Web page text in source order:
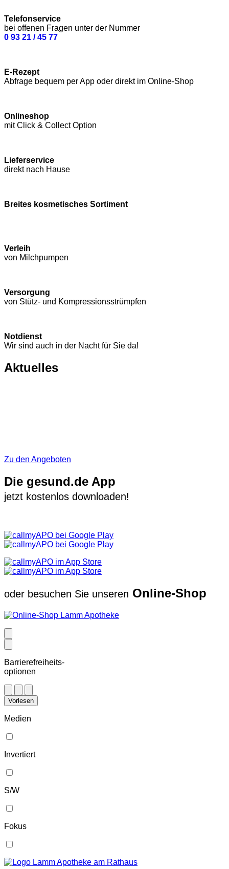
Telefonservice
bei offenen Fragen unter der Nummer
0 93 21 / 45 77
E-Rezept
Abfrage bequem per App oder direkt im Online-Shop
Onlineshop
mit Click & Collect Option
Lieferservice
direkt nach Hause
Breites kosmetisches Sortiment
Verleih
von Milchpumpen
Versorgung
von Stütz- und Kompressions­strümpfen
Notdienst
Wir sind auch in der Nacht für Sie da!
Aktuelles
Zu den Angeboten
Die gesund.de App
jetzt kostenlos downloaden!
oder besuchen Sie unseren Online-Shop
Barrierefreiheits-
optionen
Vorlesen
Medien
Invertiert
S/W
Fokus